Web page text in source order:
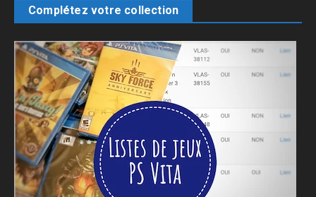
Complétez votre collection